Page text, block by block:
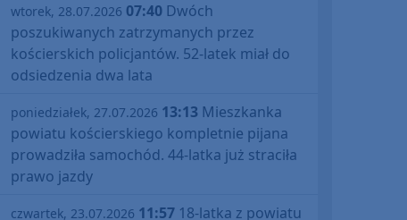
wtorek, 28.07.2026 07:40 Dwóch
poszukiwanych zatrzymanych przez
kościerskich policjantów. 52-latek miał do
odsiedzenia dwa lata
poniedziałek, 27.07.2026 13:13 Mieszkanka
powiatu kościerskiego kompletnie pijana
prowadziła samochód. 44-latka już straciła
prawo jazdy
czwartek, 23.07.2026 11:57 18-latka z powiatu